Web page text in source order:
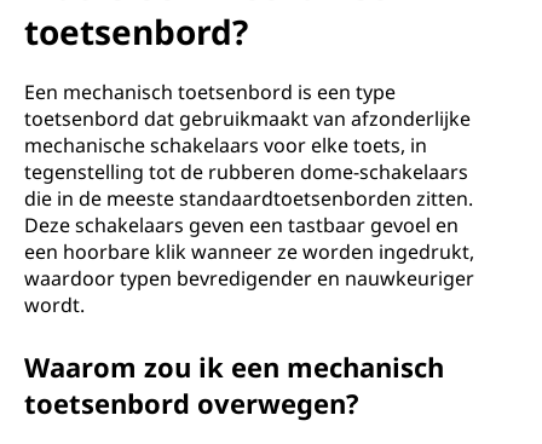
toetsenbord?
Een mechanisch toetsenbord is een type
toetsenbord dat gebruikmaakt van afzonderlijke
mechanische schakelaars voor elke toets, in
tegenstelling tot de rubberen dome-schakelaars
die in de meeste standaardtoetsenborden zitten.
Deze schakelaars geven een tastbaar gevoel en
een hoorbare klik wanneer ze worden ingedrukt,
waardoor typen bevredigender en nauwkeuriger
wordt.
Waarom zou ik een mechanisch
toetsenbord overwegen?